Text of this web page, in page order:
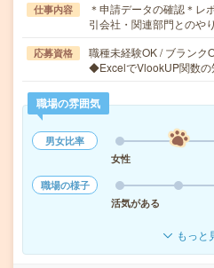
仕事内容
＊申請データの確認＊レ
引会社・関連部門とのや
応募資格
職種未経験OK / ブランク
◆ExcelでVlookUP関数の
職場の雰囲気
男女比率
女性
職場の様子
活気がある
もっと